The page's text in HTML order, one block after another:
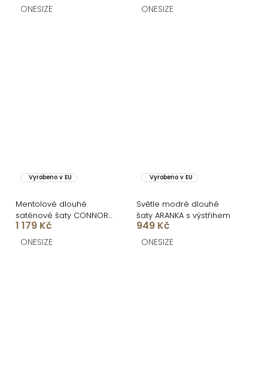
ONESIZE ONESIZE
Vyrobeno v EU
Mentolové dlouhé
saténové šaty CONNOR
na ramínka
1 179 Kč
ONESIZE
Vyrobeno v EU
Světle modré dlouhé
šaty ARANKA s výstřihem
949 Kč
ONESIZE